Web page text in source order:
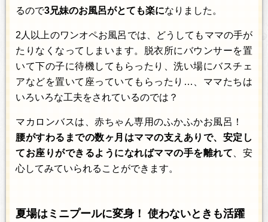
るので3兄妹のお風呂がとても楽になりました。
2人以上のワンオペお風呂では、どうしてもママの手が
たりなくなってしまいます。脱衣所にバウンサーを置
いて下の子に待機してもらったり、洗い場にバスチェ
アなどを置いて座っていてもらったり…、ママたちは
いろいろな工夫をされているのでは？
マカロンバスは、赤ちゃん専用のふかふかお風呂！
腰がすわるまでの数ヶ月はママの支えありで、安定し
てお座りができるようになればママの手を離れて 、安
心してみていられることができます。
夏場はミニプールに変身！ 使わないときも活躍